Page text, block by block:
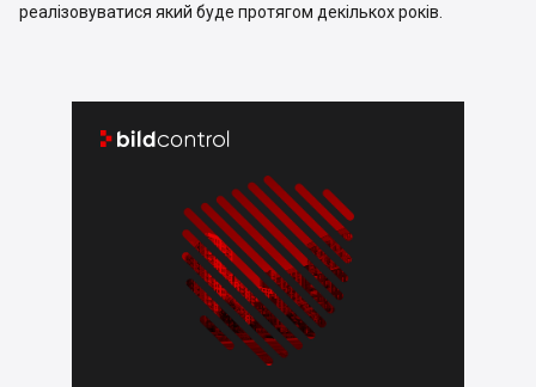
реалізовуватися який буде протягом декількох років.
 